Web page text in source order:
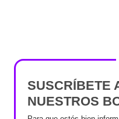
SUSCRÍBETE
NUESTROS